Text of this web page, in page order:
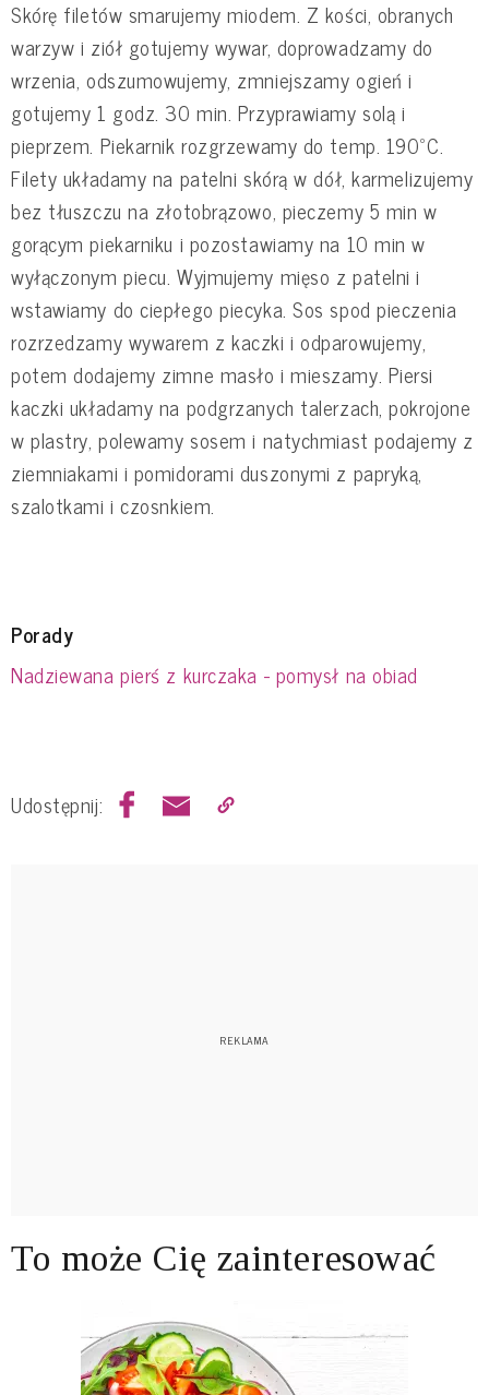
Skórę filetów smarujemy miodem. Z kości, obranych
warzyw i ziół gotujemy wywar, doprowadzamy do
wrzenia, odszumowujemy, zmniejszamy ogień i
gotujemy 1 godz. 30 min. Przyprawiamy solą i
pieprzem. Piekarnik rozgrzewamy do temp. 190ºC.
Filety układamy na patelni skórą w dół, karmelizujemy
bez tłuszczu na złotobrązowo, pieczemy 5 min w
gorącym piekarniku i pozostawiamy na 10 min w
wyłączonym piecu. Wyjmujemy mięso z patelni i
wstawiamy do ciepłego piecyka. Sos spod pieczenia
rozrzedzamy wywarem z kaczki i odparowujemy,
potem dodajemy zimne masło i mieszamy. Piersi
kaczki układamy na podgrzanych talerzach, pokrojone
w plastry, polewamy sosem i natychmiast podajemy z
ziemniakami i pomidorami duszonymi z papryką,
szalotkami i czosnkiem.
Porady
Nadziewana pierś z kurczaka - pomysł na obiad
Udostępnij:
To może Cię zainteresować